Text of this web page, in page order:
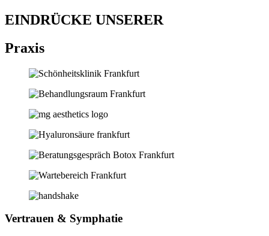
EINDRÜCKE UNSERER
Praxis
Vertrauen & Symphatie